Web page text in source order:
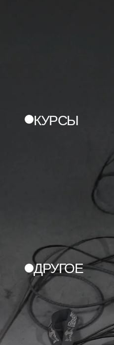
КУРСЫ
ДРУГОЕ